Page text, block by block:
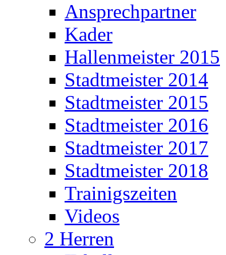
Ansprechpartner
Kader
Hallenmeister 2015
Stadtmeister 2014
Stadtmeister 2015
Stadtmeister 2016
Stadtmeister 2017
Stadtmeister 2018
Trainigszeiten
Videos
2 Herren